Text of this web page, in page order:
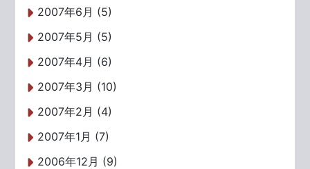
2007年6月 (5)
2007年5月 (5)
2007年4月 (6)
2007年3月 (10)
2007年2月 (4)
2007年1月 (7)
2006年12月 (9)